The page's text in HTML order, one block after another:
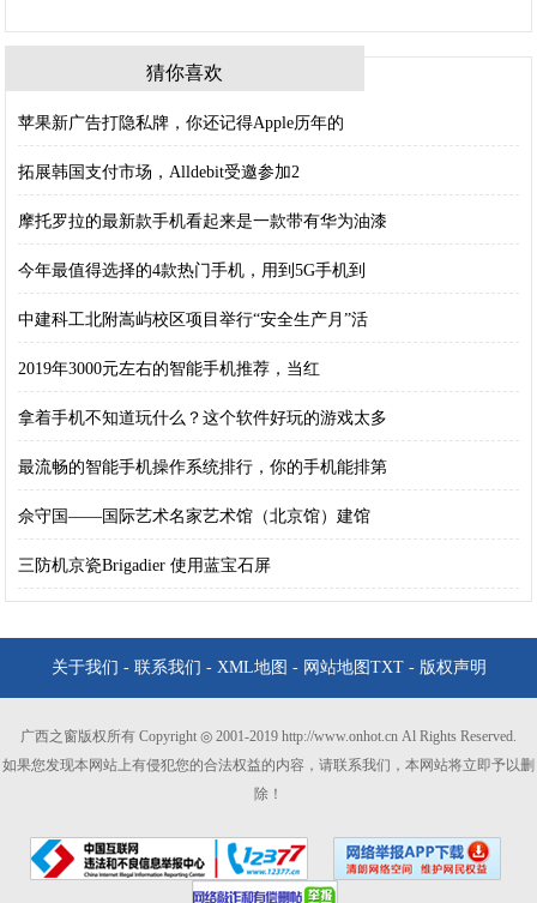
猜你喜欢
苹果新广告打隐私牌，你还记得Apple历年的
拓展韩国支付市场，Alldebit受邀参加2
摩托罗拉的最新款手机看起来是一款带有华为油漆
今年最值得选择的4款热门手机，用到5G手机到
中建科工北附嵩屿校区项目举行“安全生产月”活
2019年3000元左右的智能手机推荐，当红
拿着手机不知道玩什么？这个软件好玩的游戏太多
最流畅的智能手机操作系统排行，你的手机能排第
佘守国——国际艺术名家艺术馆（北京馆）建馆
三防机京瓷Brigadier 使用蓝宝石屏
关于我们 - 联系我们 - XML地图 - 网站地图 TXT- 版权声明
广西之窗版权所有 Copyright ◎ 2001-2019 http://www.onhot.cn Al Rights Reserved.
如果您发现本网站上有侵犯您的合法权益的内容，请联系我们，本网站将立即予以删
除！